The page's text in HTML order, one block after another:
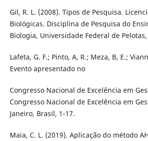
Gil, R. L. (2008). Tipos de Pesquisa.
Biológicas. Disciplina de Pesquisa do
Biologia, Universidade Federal de
Lafeta, G. F.; Pinto, A, R.; Meza, B, E.;
Evento apresentado no
Congresso Nacional de Excelência em
Congresso Nacional de Excelência em
Janeiro, Brasil, 1-17.
Maia, C. L. (2019). Aplicação do método